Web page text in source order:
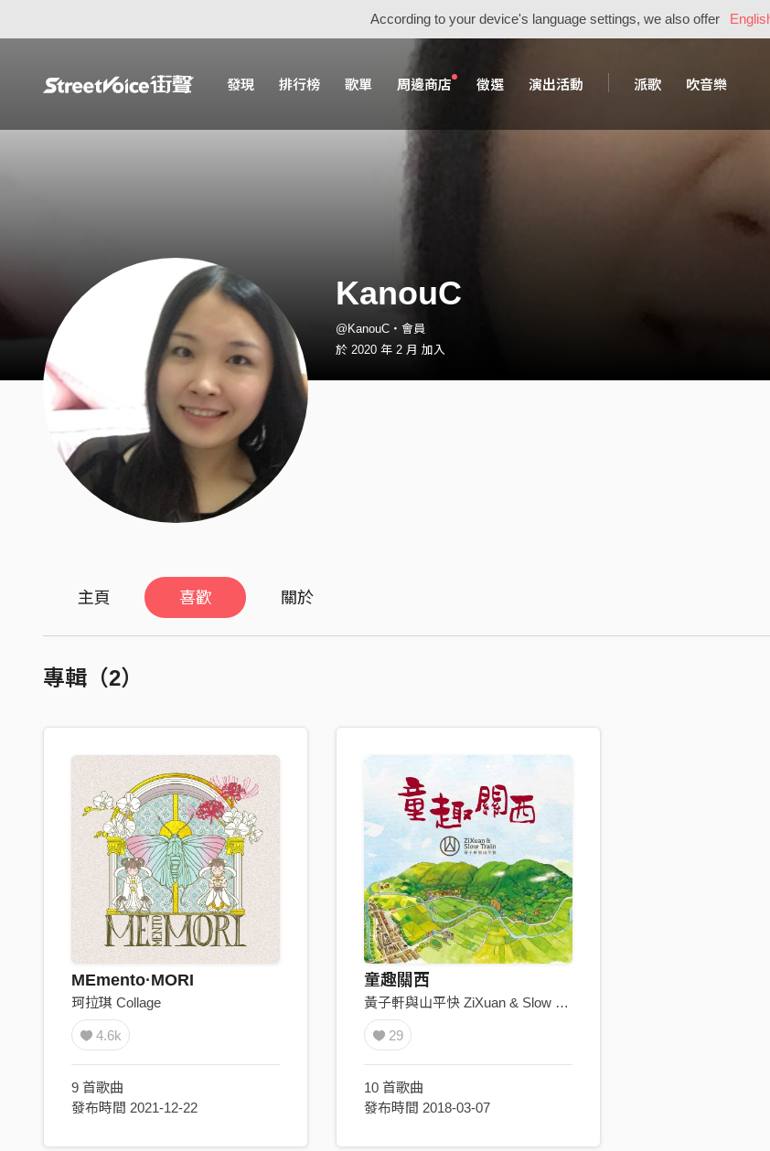
According to your device's language settings, we also offer
發現 排行榜 歌單 周邊商店 徵選 演出活動 派歌 吹音樂
KanouC
@KanouC・會員
於 2020 年 2 月 加入
主頁 喜歡 關於
專輯（2）
MEmento·MORI
珂拉琪 Collage
4.6k
9 首歌曲
發布時間 2021-12-22
童趣關西
黃子軒與山平快 ZiXuan & Slow Train
29
10 首歌曲
發布時間 2018-03-07